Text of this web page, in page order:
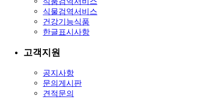
식물검역서비스
건강기능식품
한글표시사항
고객지원
공지사항
문의게시판
견적문의